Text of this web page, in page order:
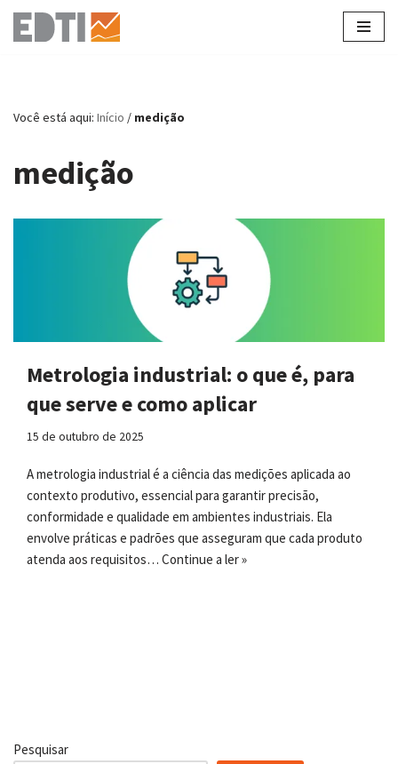
Pular
conteúdo
Você está aqui: Início / medição
medição
Metrologia industrial: o que é, para
que serve e como aplicar
15 de outubro de 2025
A metrologia industrial é a ciência das medições aplicada ao
contexto produtivo, essencial para garantir precisão,
conformidade e qualidade em ambientes industriais. Ela
envolve práticas e padrões que asseguram que cada produto
atenda aos requisitos… Continue a ler »
Pesquisar